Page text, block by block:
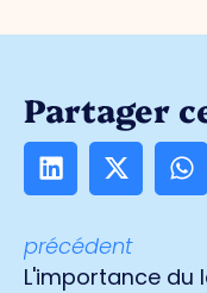
Partager
précédent